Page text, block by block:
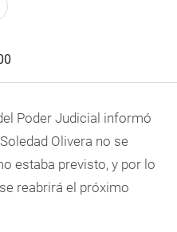
Poder Judicial informó
Olivera no se
estaba previsto, y por lo
reabrirá el próximo